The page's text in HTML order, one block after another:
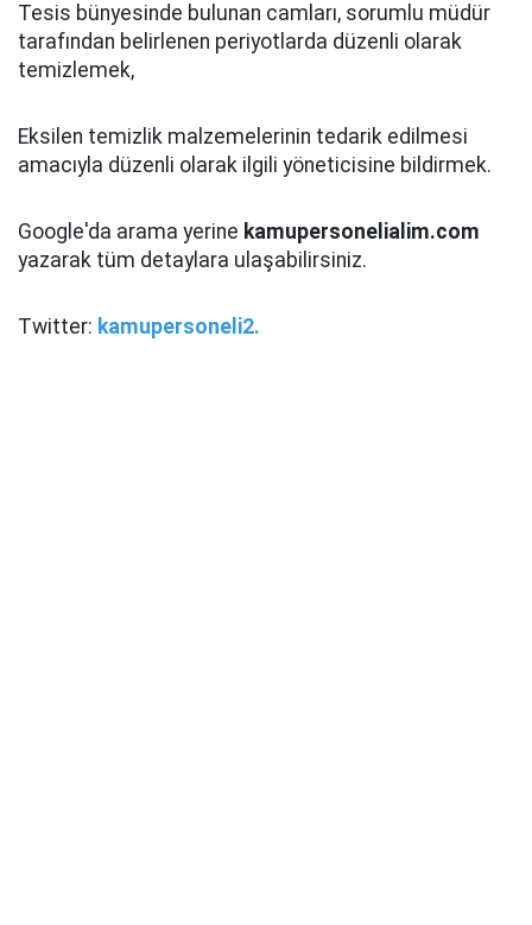
Tesis bünyesinde bulunan camları, sorumlu müdür
tarafından belirlenen periyotlarda düzenli olarak
temizlemek,
Eksilen temizlik malzemelerinin tedarik edilmesi
amacıyla düzenli olarak ilgili yöneticisine bildirmek.
Google'da arama yerine kamupersonelialim.com
yazarak tüm detaylara ulaşabilirsiniz.
Twitter: kamupersoneli2.